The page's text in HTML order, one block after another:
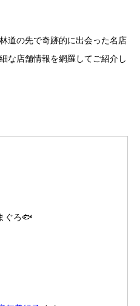
道の先で奇跡的に出会った名店
な店舗情報を網羅してご紹介し
ぐろ🐟